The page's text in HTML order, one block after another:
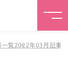
一覧2022年03月記事